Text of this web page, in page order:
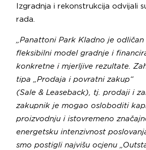
Izgradnja i rekonstrukcija odvijali
rada.
„Panattoni Park Kladno je
fleksibilni model gradnje i
konkretne i mjerljive rezultate.
tipa „Prodaja i povratni zakup“
(Sale & Leaseback), tj. prodaji i
zakupnik je mogao osloboditi
proizvodnju i istovremeno
energetsku intenzivnost
smo postigli najvišu ocjenu